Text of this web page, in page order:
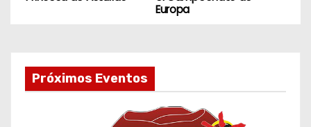
g
a
Europa
Próximos Eventos